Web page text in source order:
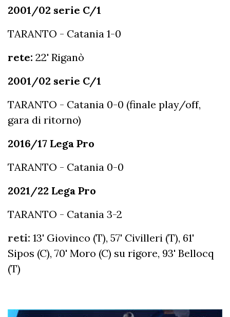
2001/02 serie C/1
TARANTO - Catania 1-0
rete: 22' Riganò
2001/02 serie C/1
TARANTO - Catania 0-0 (finale play/off,
gara di ritorno)
2016/17 Lega Pro
TARANTO - Catania 0-0
2021/22 Lega Pro
TARANTO - Catania 3-2
reti: 13' Giovinco (T), 57' Civilleri (T), 61'
Sipos (C), 70' Moro (C) su rigore, 93' Bellocq
(T)